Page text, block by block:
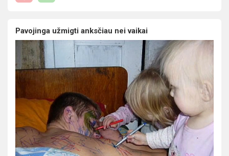
Pavojinga užmigti anksčiau nei vaikai